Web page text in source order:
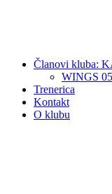
Članovi kluba:
WINGS
Trenerica
Kontakt
O klubu